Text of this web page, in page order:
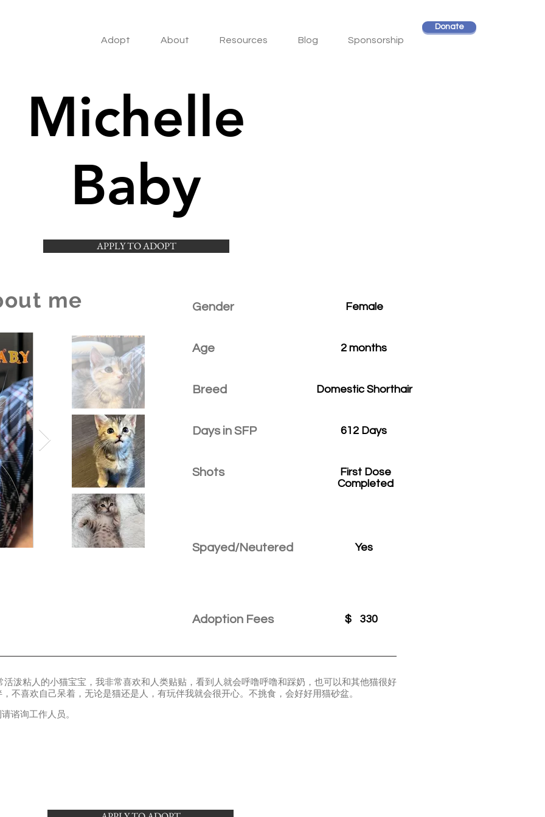
Adopt About Resources Blog Sponsorship
Donate
Michelle
Baby
APPLY TO ADOPT
me Gender
Age
Breed
Days in SFP
Shots
Female
2 months
Domestic Shorthair
612 Days
First Dose
Completed
Spayed/Neutered Yes
Adoption Fees $ 330
活泼粘人的小猫宝宝，我非常喜欢和人类贴贴，看到人就会呼噜呼噜和踩奶，也可以和其他猫很好
不喜欢自己呆着，无论是猫还是人，有玩伴我就会很开心。不挑食，会好好用猫砂盆。
谘询工作人员。